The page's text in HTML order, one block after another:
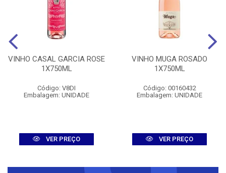
VINHO CASAL GARCIA ROSE
1X750ML
Código: V8DI
Embalagem: UNIDADE
VER PREÇO
VINHO MUGA ROSADO
1X750ML
Código: 00160432
Embalagem: UNIDADE
VER PREÇO